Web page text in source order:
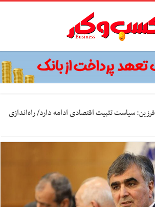
فرزین: سیاست تثبیت اقتصادی ادامه دارد/ راه‌اندازی